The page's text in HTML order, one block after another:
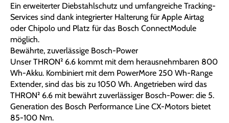
Ein erweiterter Diebstahlschutz und umfangreiche Tracking-
Services sind dank integrierter Halterung für Apple Airtag
oder Chipolo und Platz für das Bosch ConnectModule
möglich.
Bewährte, zuverlässige Bosch-Power
Unser THRON² 6.6 kommt mit dem herausnehmbaren 800
Wh-Akku. Kombiniert mit dem PowerMore 250 Wh-Range
Extender, sind das bis zu 1050 Wh. Angetrieben wird das
THRON² 6.6 mit bewährt zuverlässiger Bosch-Power: die 5.
Generation des Bosch Performance Line CX-Motors bietet
85-100 Nm.